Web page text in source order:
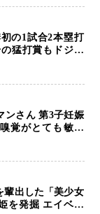
の1試合2本塁打
猛打賞もドジャ
6連敗
ンさん 第3子妊娠
覚がとても敏感
も公開
輩出した「美少女
を発掘 エイベッ